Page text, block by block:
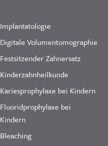
Implantatologie
Digitale Volumentomographie
Festsitzender Zahnersatz
Kinderzahnheilkunde
Kariesprophylaxe bei Kindern
Fluoridprophylaxe bei
Kindern
Bleaching